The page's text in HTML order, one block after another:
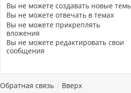
Вы не можете создавать новые
Вы не можете отвечать в темах
Вы не можете прикреплять
вложения
Вы не можете редактировать свои
сообщения
Обратная связь Вверх